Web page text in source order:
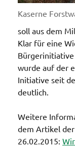
Kaserne
soll aus dem
Klar für eine
wurde auf der
Initiative seit
deutlich.
Weitere
dem Artikel
26.02.2015: